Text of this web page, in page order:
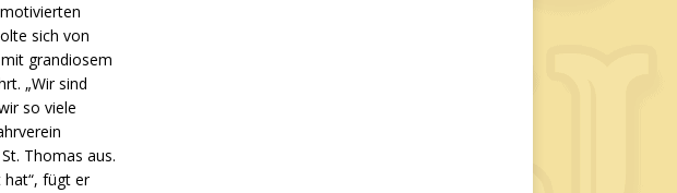
sich von
grandiosem
„Wir sind
so viele
Thomas aus.
fügt er